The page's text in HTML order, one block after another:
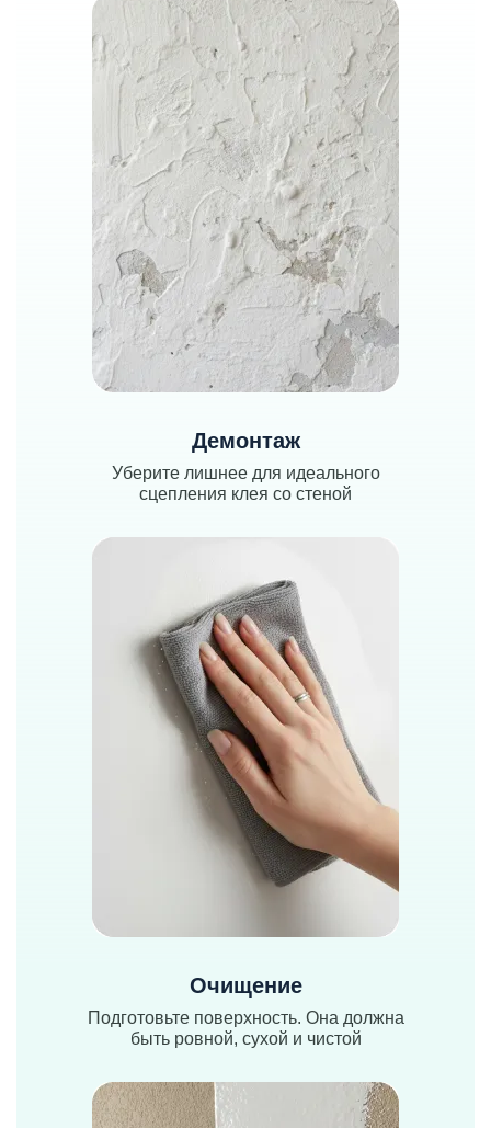
Демонтаж
Уберите лишнее для идеального
сцепления клея со стеной
Очищение
Подготовьте поверхность. Она должна
быть ровной, сухой и чистой